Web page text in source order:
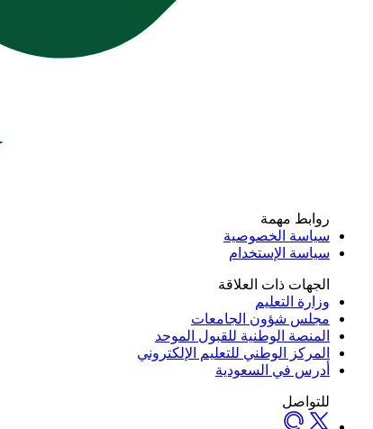
روابط مهمة
سياسة الخصوصية
سياسة الإستخدام
الجهات ذات العلاقة
وزارة التعليم
مجلس شؤون الجامعات
المنصة الوطنية للقبول الموحد
المركز الوطني للتعليم الإلكتروني
أدرس في السعودية
للتواصل